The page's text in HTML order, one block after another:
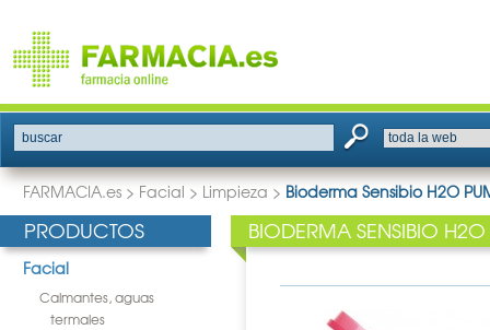
buscar
FARMACIA.es > Facial > Limpieza > Bioderma Sensibio H2O
PRODUCTOS
Facial
Calmantes, aguas
termales
BIODERMA SENSIBIO